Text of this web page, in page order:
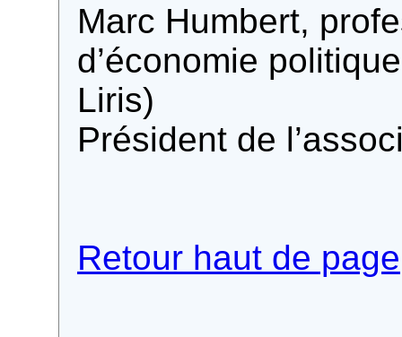
Marc Humbert,
d’économie
Liris)
Président de
Retour haut de page